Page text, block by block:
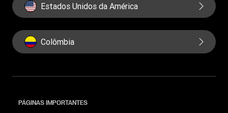
Estados Unidos da América
Colômbia
PÁGINAS IMPORTANTES